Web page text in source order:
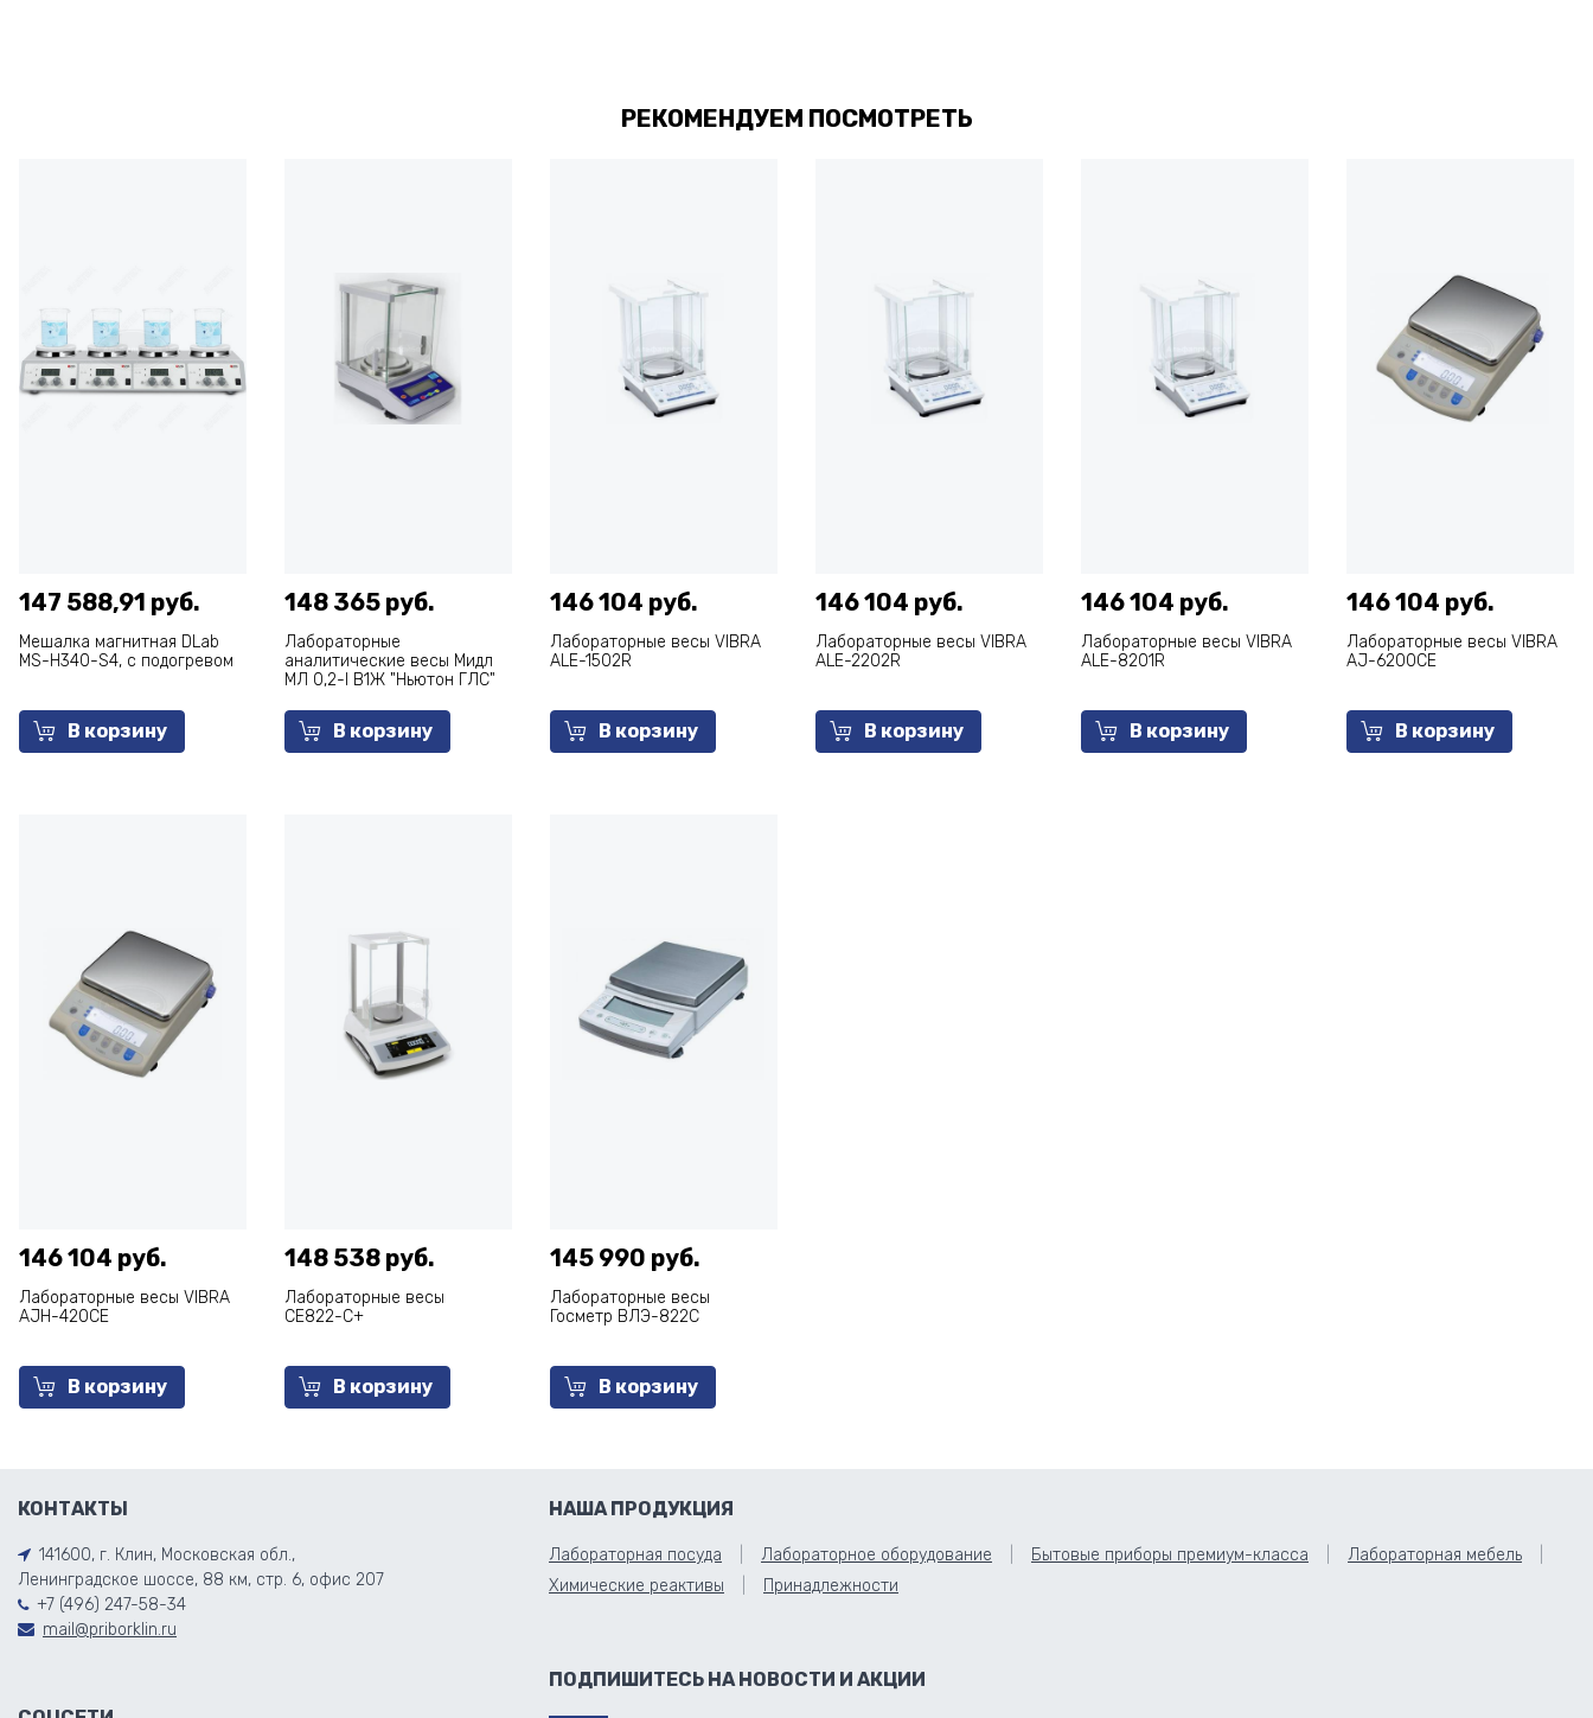
РЕКОМЕНДУЕМ ПОСМОТРЕТЬ
147 588,91 руб.
Мешалка магнитная DLab
MS-Н340-S4, с подогревом
В корзину
148 365 руб.
Лабораторные
аналитические весы Мидл
МЛ 0,2-I В1Ж "Ньютон ГЛС"
В корзину
146 104 руб.
Лабораторные весы VIBRA
ALE-1502R
В корзину
146 104 руб.
Лабораторные весы VIBRA
ALE-2202R
В корзину
146 104 руб.
Лабораторные весы VIBRA
ALE-8201R
В корзину
146 104 руб.
Лабораторные весы VIBRA
AJ-6200CE
В корзину
146 104 руб.
Лабораторные весы VIBRA
AJH-420CE
В корзину
148 538 руб.
Лабораторные весы
СЕ822-С+
В корзину
145 990 руб.
Лабораторные весы
Госметр ВЛЭ-822С
В корзину
КОНТАКТЫ
141600, г. Клин, Московская обл.,
Ленинградское шоссе, 88 км, стр. 6, офис 207
+7 (496) 247-58-34
mail@priborklin.ru
НАША ПРОДУКЦИЯ
Лабораторная посуда Лабораторное оборудование Бытовые приборы премиум-класса
Лабораторная мебель
Химические реактивы
Принадлежности
ПОДПИШИТЕСЬ НА НОВОСТИ И АКЦИИ